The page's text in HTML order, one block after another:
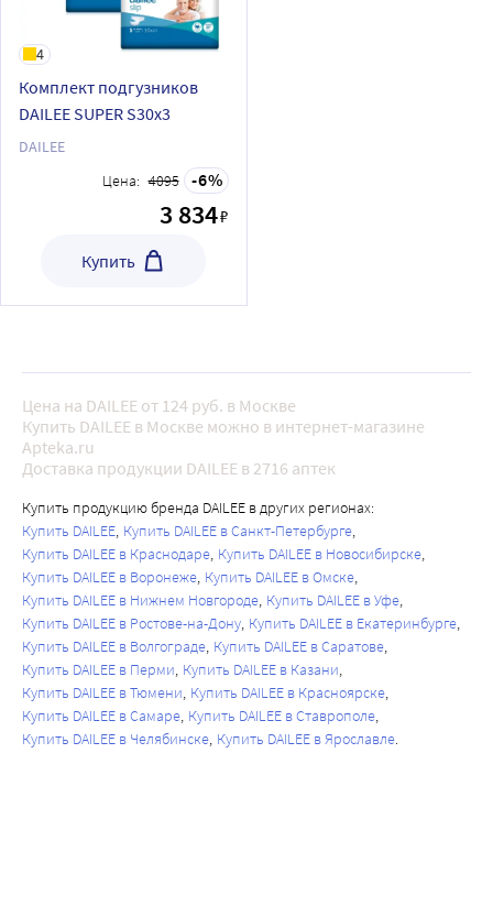
4
Комплект подгузников
DAILEE SUPER S30x3
DAILEE
Цена: 4095 6
3 834₽
Купить
Цена на DAILEE от 124 руб. в Москве
Купить DAILEE в Москве можно в интернет-магазине
Apteka.ru
Доставка продукции DAILEE в 2716 аптек
Купить продукцию бренда DAILEE в других регионах:
Купить DAILEE Купить DAILEE в Санкт-Петербурге
Купить DAILEE в Краснодаре Купить DAILEE в Новосибирске
Купить DAILEE в Воронеже Купить DAILEE в Омске
Купить DAILEE в Нижнем Новгороде Купить DAILEE в Уфе
Купить DAILEE в Ростове-на-Дону Купить DAILEE в Екатеринбурге
Купить DAILEE в Волгограде Купить DAILEE в Саратове
Купить DAILEE в Перми Купить DAILEE в Казани
Купить DAILEE в Тюмени Купить DAILEE в Красноярске
Купить DAILEE в Самаре Купить DAILEE в Ставрополе
Купить DAILEE в Челябинске Купить DAILEE в Ярославле